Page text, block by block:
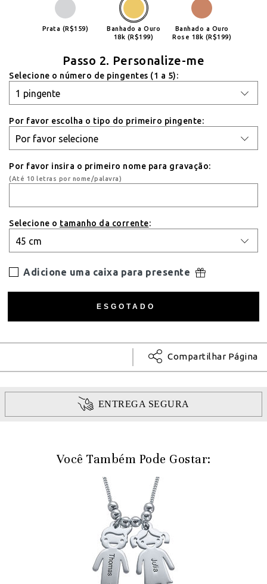
Prata (R$159)
Banhado a Ouro
18k (R$199)
Banhado a Ouro
Rose 18k (R$199)
Passo 2. Personalize-me
Selecione o número de pingentes (1 a 5):
Por favor escolha o tipo do primeiro pingente:
Por favor insira o primeiro nome para gravação:
(Até 10 letras por nome/palavra)
Selecione o tamanho da corrente:
Adicione uma caixa para presente
Compartilhar Página
ENTREGA SEGURA
Você Também Pode Gostar: